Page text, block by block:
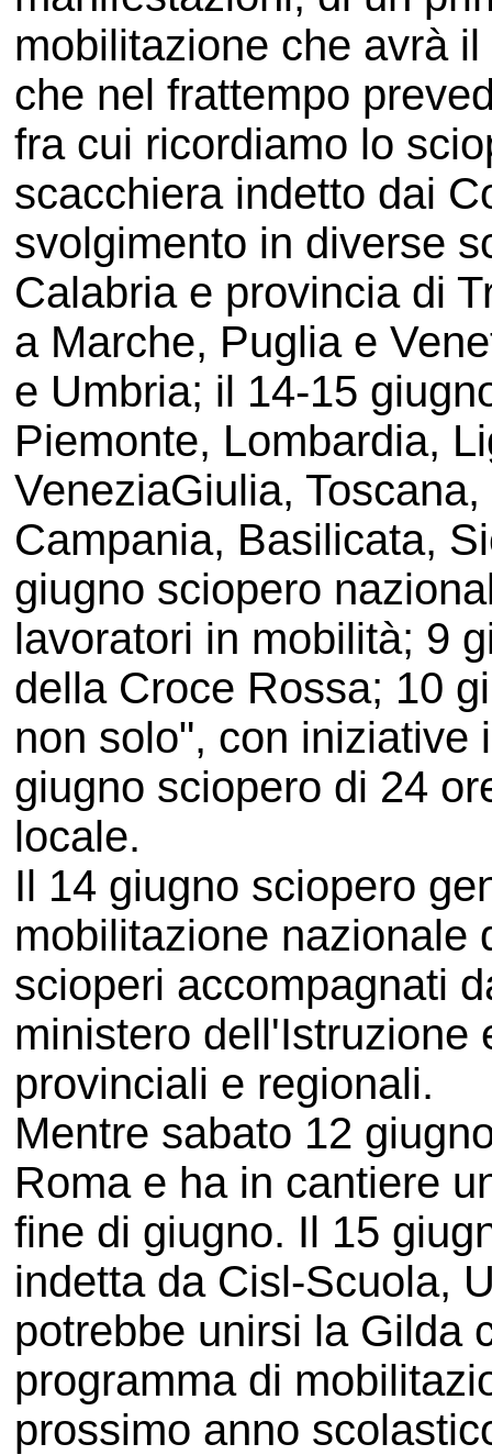
mobilitazione che avrà
che nel frattempo
fra cui ricordiamo lo
scacchiera indetto dai
svolgimento in diverse
Calabria e provincia di
a Marche, Puglia e
e Umbria; il 14-15
Piemonte, Lombardia,
VeneziaGiulia,
Campania, Basilicata,
giugno sciopero
lavoratori in mobilità; 9
della Croce Rossa; 10
non solo", con iniziative
giugno sciopero di 24
locale.
Il 14 giugno sciopero
mobilitazione nazionale
scioperi accompagnati
ministero dell'Istruzione
provinciali e regionali.
Mentre sabato 12
Roma e ha in cantiere
fine di giugno. Il 15
indetta da Cisl-Scuola,
potrebbe unirsi la Gilda
programma di
prossimo anno